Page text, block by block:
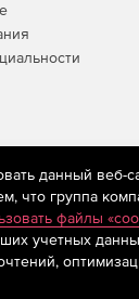
ресурсе
на основе
сведений,
сети
данный веб-
что группа
файлы
учетных